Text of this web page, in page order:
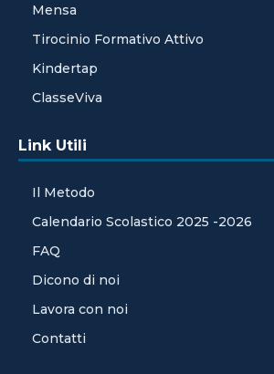
Mensa
Tirocinio Formativo Attivo
Kindertap
ClasseViva
Link Utili
Il Metodo
Calendario Scolastico 2025 -2026
FAQ
Dicono di noi
Lavora con noi
Contatti